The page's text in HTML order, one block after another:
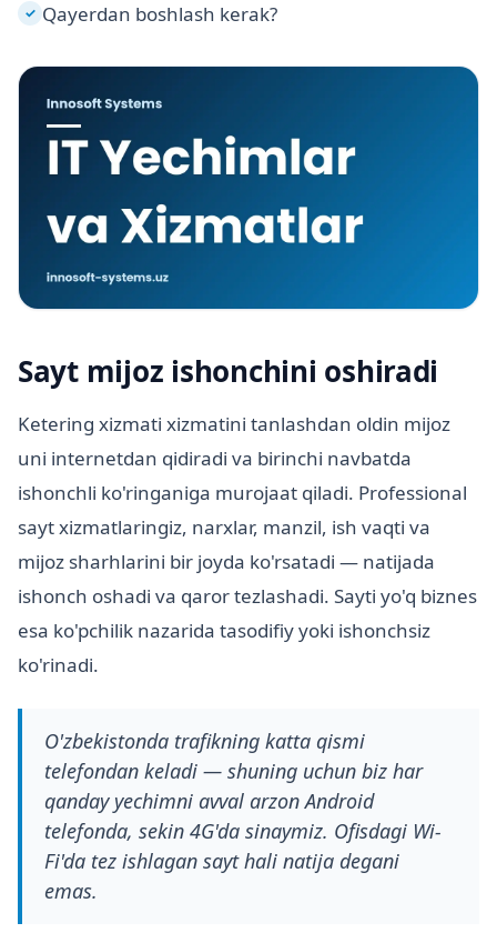
✓ Qayerdan boshlash kerak?
Sayt mijoz ishonchini oshiradi
Ketering xizmati xizmatini tanlashdan oldin mijoz
uni internetdan qidiradi va birinchi navbatda
ishonchli ko'ringaniga murojaat qiladi. Professional
sayt xizmatlaringiz, narxlar, manzil, ish vaqti va
mijoz sharhlarini bir joyda ko'rsatadi — natijada
ishonch oshadi va qaror tezlashadi. Sayti yo'q biznes
esa ko'pchilik nazarida tasodifiy yoki ishonchsiz
ko'rinadi.
O'zbekistonda trafikning katta qismi
telefondan keladi — shuning uchun biz har
qanday yechimni avval arzon Android
telefonda, sekin 4G'da sinaymiz. Ofisdagi Wi-
Fi'da tez ishlagan sayt hali natija degani
emas.